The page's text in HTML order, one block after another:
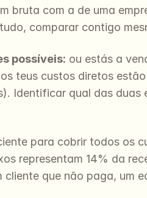
bruta com a de uma
comparar contigo
possíveis: ou estás a
teus custos diretos
Identificar qual das duas
para cobrir todos os
representam 14% da
que não paga, um